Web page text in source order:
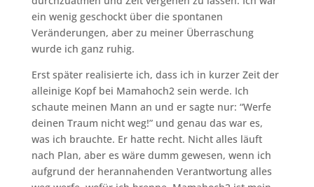
ein wenig geschockt über die spontanen
Veränderungen, aber zu meiner Überraschung
wurde ich ganz ruhig.
Erst später realisierte ich, dass ich in kurzer Zeit der
alleinige Kopf bei Mamahoch2 sein werde. Ich
schaute meinen Mann an und er sagte nur: “Werfe
deinen Traum nicht weg!” und genau das war es,
was ich brauchte. Er hatte recht. Nicht alles läuft
nach Plan, aber es wäre dumm gewesen, wenn ich
aufgrund der herannahenden Verantwortung alles